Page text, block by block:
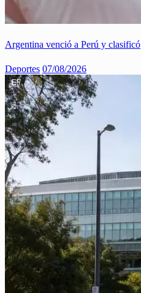
Argentina venció a Perú y clasificó
Deportes 07/08/2026